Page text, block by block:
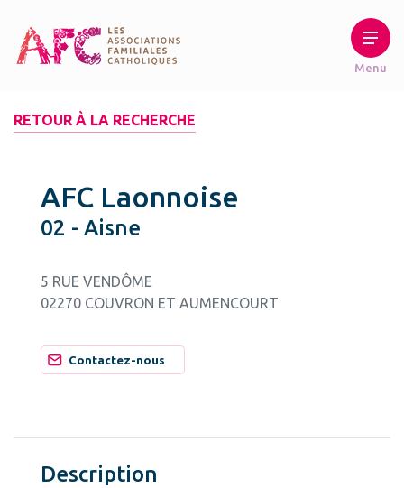
RETOUR À LA RECHERCHE
AFC Laonnoise
02 - Aisne
5 RUE VENDÔME
02270 COUVRON ET AUMENCOURT
Contactez-nous
Description